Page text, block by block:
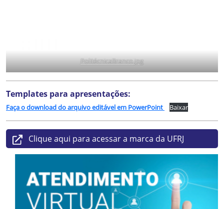
PolitécnicaBranco.jpg
Templates para apresentações:
Faça o download do arquivo editável em PowerPoint Baixar
Clique aqui para acessar a marca da UFRJ